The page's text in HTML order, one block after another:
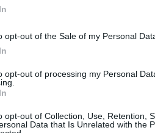
opt-out of the Sale of my Personal
opt-out of processing my Personal
opt-out of Collection, Use, Retention,
Data that Is Unrelated with the
gramm porított Red Vein Indo Kratom A
porokat…